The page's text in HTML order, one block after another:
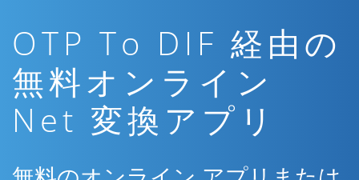
OTP To DIF 経由の
無料オンライン
Net 変換アプリ